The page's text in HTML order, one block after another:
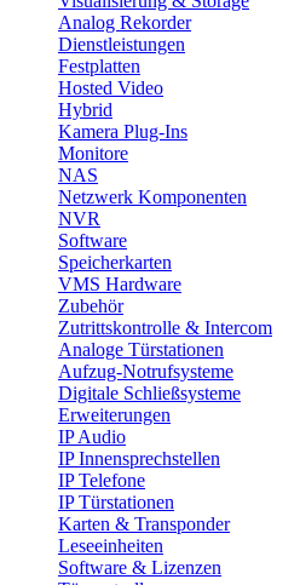
Analog Rekorder
Dienstleistungen
Festplatten
Hosted Video
Hybrid
Kamera Plug-Ins
Monitore
NAS
Netzwerk Komponenten
NVR
Software
Speicherkarten
VMS Hardware
Zubehör
Zutrittskontrolle & Intercom
Analoge Türstationen
Aufzug-Notrufsysteme
Digitale Schließsysteme
Erweiterungen
IP Audio
IP Innensprechstellen
IP Telefone
IP Türstationen
Karten & Transponder
Leseeinheiten
Software & Lizenzen